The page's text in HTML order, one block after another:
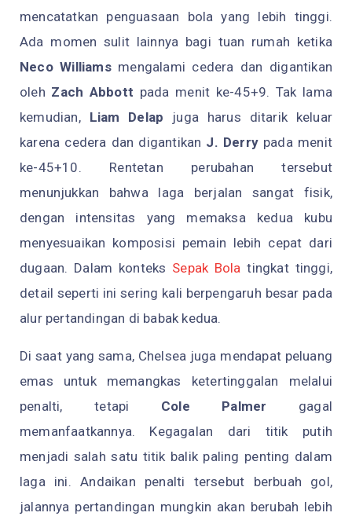
mencatatkan penguasaan bola yang lebih tinggi.
Ada momen sulit lainnya bagi tuan rumah ketika
Neco Williamsmengalami cedera dan digantikan
oleh Zach Abbott pada menit ke-45+9. Tak lama
kemudian, Liam Delap juga harus ditarik keluar
karena cedera dan digantikan J. Derrypada menit
ke-45+10. Rentetan perubahan tersebut
menunjukkan bahwa laga berjalan sangat fisik,
dengan intensitas yang memaksa kedua kubu
menyesuaikan komposisi pemain lebih cepat dari
dugaan. Dalam konteks Sepak Bola tingkat tinggi,
detail seperti ini sering kali berpengaruh besar pada
alur pertandingan di babak kedua.
Di saat yang sama, Chelsea juga mendapat peluang
emas untuk memangkas ketertinggalan melalui
penalti, tetapi Cole Palmer gagal
memanfaatkannya. Kegagalan dari titik putih
menjadi salah satu titik balik paling penting dalam
laga ini. Andaikan penalti tersebut berbuah gol,
jalannya pertandingan mungkin akan berubah lebih